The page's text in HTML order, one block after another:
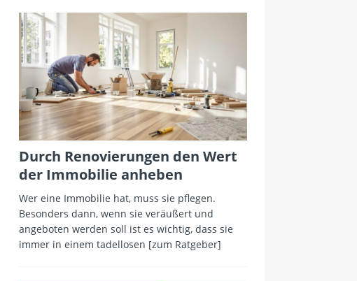
Durch Renovierungen den Wert
der Immobilie anheben
Wer eine Immobilie hat, muss sie pflegen.
Besonders dann, wenn sie veräußert und
angeboten werden soll ist es wichtig, dass sie
immer in einem tadellosen [zum Ratgeber]